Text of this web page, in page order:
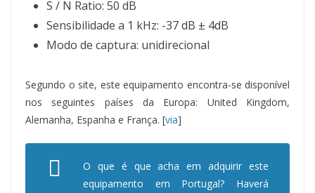
S / N Ratio: 50 dB
Sensibilidade a 1 kHz: -37 dB ± 4dB
Modo de captura: unidirecional
Segundo o site, este equipamento encontra-se disponível
nos seguintes países da Europa: United Kingdom,
Alemanha, Espanha e França. [via]
O que é que acha em adquirir este
equipamento em Portugal? Haverá